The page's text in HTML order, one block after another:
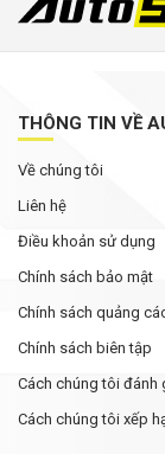
THÔNG TIN VỀ
Về chúng tôi
Liên hệ
Điều khoản sử dụng
Chính sách bảo mật
Chính sách quảng
Chính sách biên tập
Cách chúng tôi đánh
Cách chúng tôi xếp